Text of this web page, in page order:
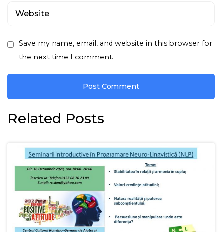
Save my name, email, and website in this browser for
the next time I comment.
Related Posts